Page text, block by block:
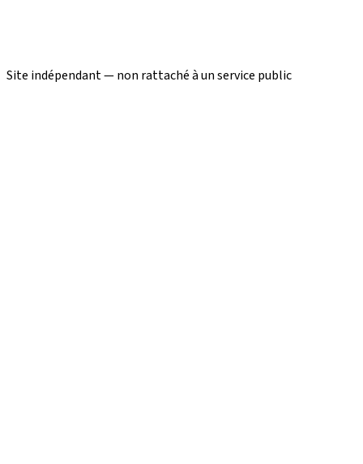
Site indépendant — non rattaché à un service public